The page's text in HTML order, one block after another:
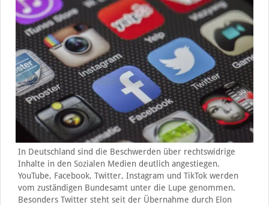
In Deutschland sind die Beschwerden über rechtswidrige
Inhalte in den Sozialen Medien deutlich angestiegen.
YouTube, Facebook, Twitter, Instagram und TikTok werden
vom zuständigen Bundesamt unter die Lupe genommen.
Besonders Twitter steht seit der Übernahme durch Elon